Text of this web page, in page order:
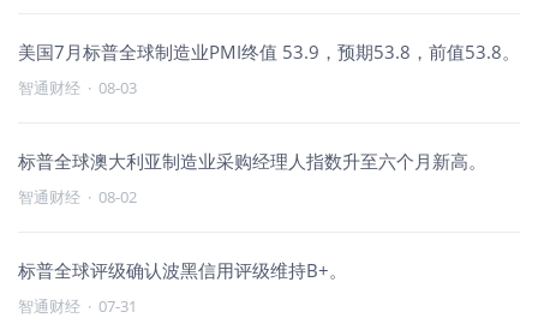
美国7月标普全球制造业PMI终值 53.9，预期53.8，前值53.8。
智通财经 · 08-03
标普全球澳大利亚制造业采购经理人指数升至六个月新高。
智通财经 · 08-02
标普全球评级确认波黑信用评级维持B+。
智通财经 · 07-31